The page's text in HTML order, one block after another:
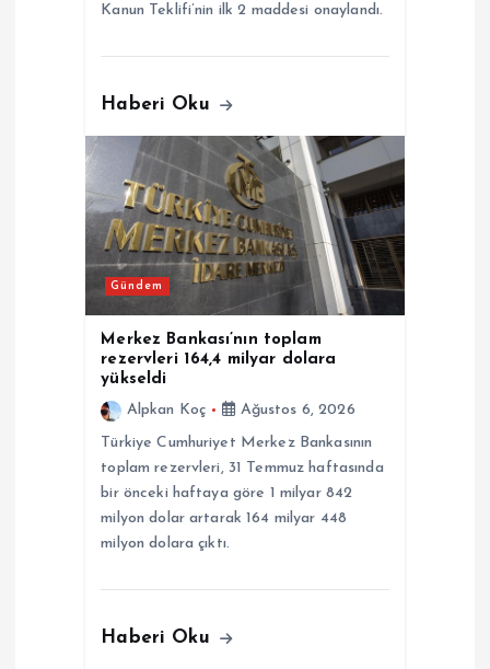
Kanun Teklifi’nin ilk 2 maddesi onaylandı.
Haberi Oku
Gündem
Merkez Bankası’nın toplam
rezervleri 164,4 milyar dolara
yükseldi
Alpkan Koç
Ağustos 6, 2026
Türkiye Cumhuriyet Merkez Bankasının
toplam rezervleri, 31 Temmuz haftasında
bir önceki haftaya göre 1 milyar 842
milyon dolar artarak 164 milyar 448
milyon dolara çıktı.
Haberi Oku